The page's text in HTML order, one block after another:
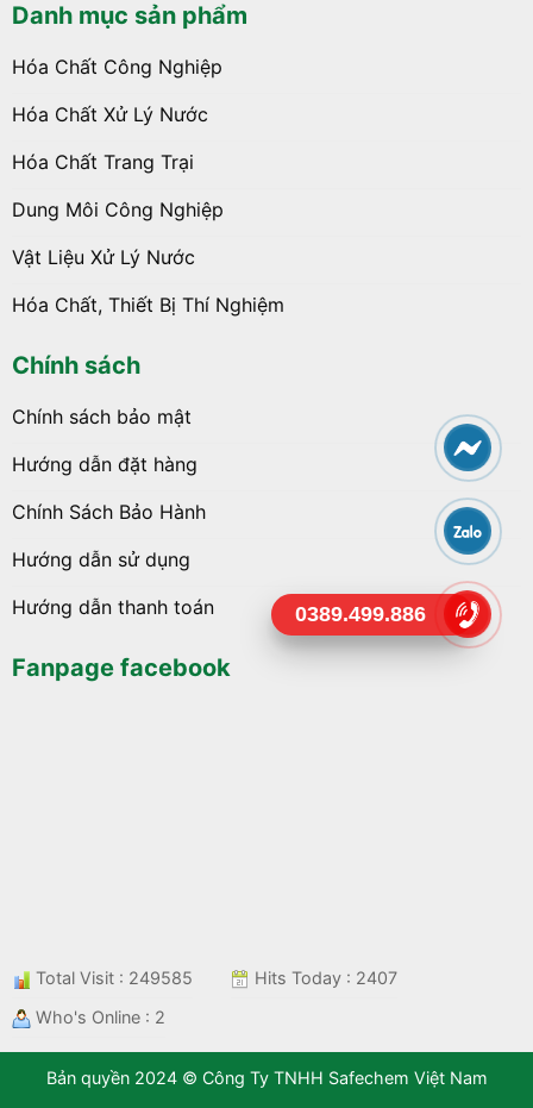
Danh mục sản phẩm
Hóa Chất Công Nghiệp
Hóa Chất Xử Lý Nước
Hóa Chất Trang Trại
Dung Môi Công Nghiệp
Vật Liệu Xử Lý Nước
Hóa Chất, Thiết Bị Thí Nghiệm
Chính sách
Chính sách bảo mật
Hướng dẫn đặt hàng
Chính Sách Bảo Hành
Hướng dẫn sử dụng
Hướng dẫn thanh toán
Fanpage facebook
Total Visit : 249585
Hits Today : 2407
Who's Online : 2
Bản quyền 2024 © Công Ty TNHH Safechem Việt Nam
0389.499.886